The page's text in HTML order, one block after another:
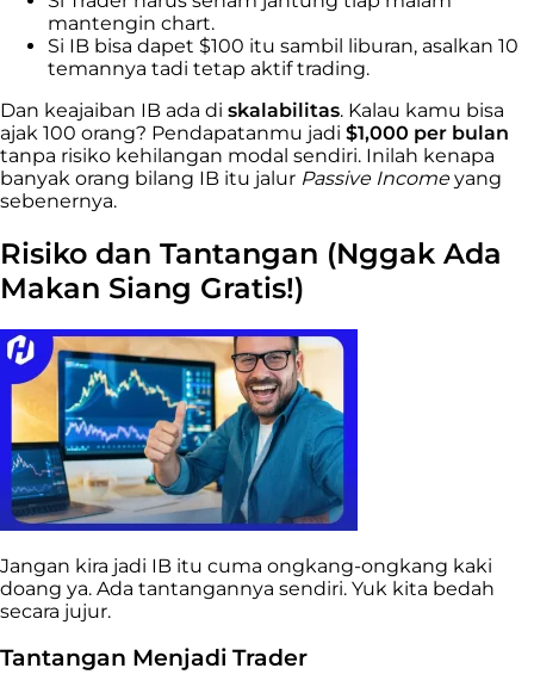
mantengin chart.
Si IB bisa dapet $100 itu sambil liburan, asalkan 10
temannya tadi tetap aktif trading.
Dan keajaiban IB ada di skalabilitas. Kalau kamu bisa
ajak 100 orang? Pendapatanmu jadi $1,000 per bulan
tanpa risiko kehilangan modal sendiri. Inilah kenapa
banyak orang bilang IB itu jalur Passive Incomeyang
sebenernya.
Risiko dan Tantangan (Nggak Ada
Makan Siang Gratis!)
Jangan kira jadi IB itu cuma ongkang-ongkang kaki
doang ya. Ada tantangannya sendiri. Yuk kita bedah
secara jujur.
Tantangan Menjadi Trader